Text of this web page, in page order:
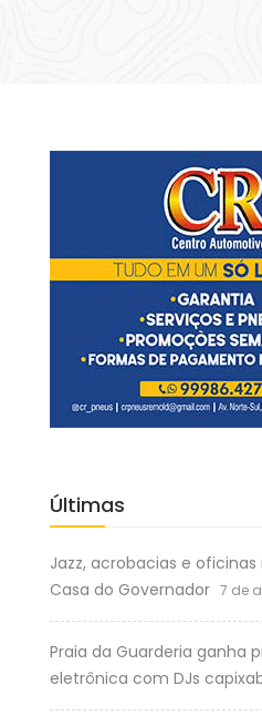
Últimas
Jazz, acrobacias e
Casa do Governador 7 de
Praia da Guarderia ganha
eletrônica com DJs